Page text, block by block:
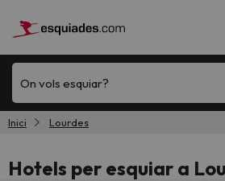
On vols esquiar?
Inici Lourdes
Hotels per esquiar a